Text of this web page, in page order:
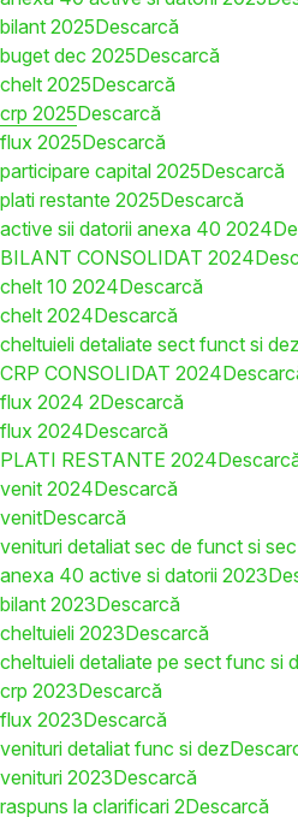
bilant 2025Descarcă
buget dec 2025Descarcă
chelt 2025Descarcă
crp 2025Descarcă
flux 2025Descarcă
participare capital 2025Descarcă
plati restante 2025Descarcă
active sii datorii anexa 40 2024
BILANT CONSOLIDAT 2024
chelt 10 2024Descarcă
chelt 2024Descarcă
cheltuieli detaliate sect funct si
CRP CONSOLIDAT 2024
flux 2024 2Descarcă
flux 2024Descarcă
PLATI RESTANTE 2024
venit 2024Descarcă
venitDescarcă
venituri detaliat sec de funct si
anexa 40 active si datorii 2023
bilant 2023Descarcă
cheltuieli 2023Descarcă
cheltuieli detaliate pe sect func si
crp 2023Descarcă
flux 2023Descarcă
venituri detaliat func si dez
venituri 2023Descarcă
raspuns la clarificari 2Descarcă